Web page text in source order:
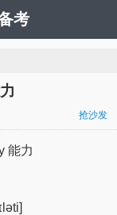
考
抢沙发
能力